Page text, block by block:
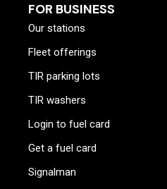
FOR BUSINESS
Our stations
Fleet offerings
TIR parking lots
TIR washers
Login to fuel card
Get a fuel card
Signalman